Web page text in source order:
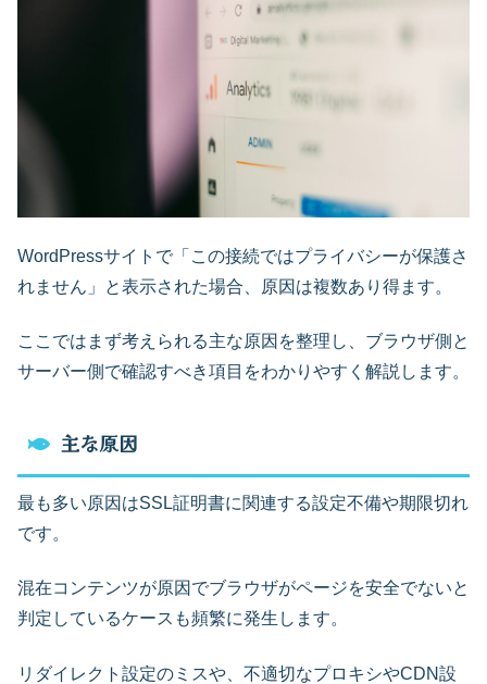
WordPressサイトで「この接続ではプライバシーが保護さ
れません」と表示された場合、原因は複数あり得ます。
ここではまず考えられる主な原因を整理し、ブラウザ側と
サーバー側で確認すべき項目をわかりやすく解説します。
主な原因
最も多い原因はSSL証明書に関連する設定不備や期限切れ
です。
混在コンテンツが原因でブラウザがページを安全でないと
判定しているケースも頻繁に発生します。
リダイレクト設定のミスや、不適切なプロキシやCDN設